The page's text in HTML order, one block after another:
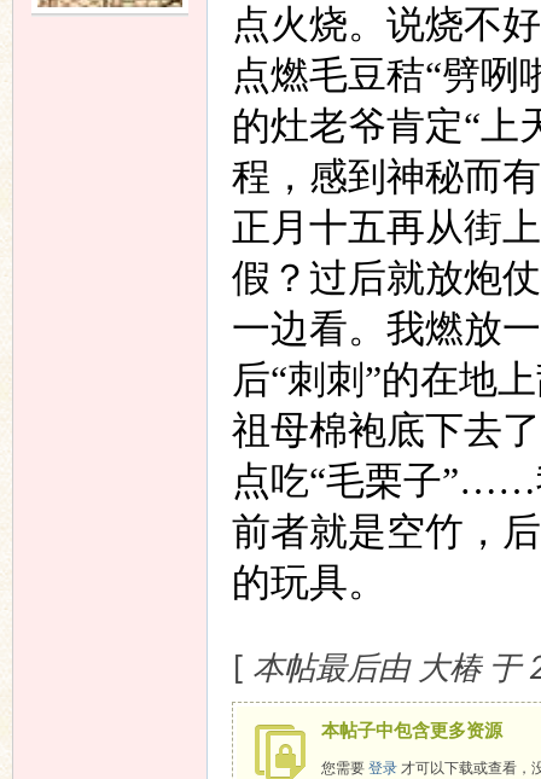
点火烧。说烧不
点燃毛豆秸“劈咧
的灶老爷肯定“上
程，感到神秘而
正月十五再从街
假？过后就放炮
一边看。我燃放
后“刺刺”的在地
祖母棉袍底下去
点吃“毛栗子”……
前者就是空竹，
的玩具。
[ 本帖最后由 大椿
本帖子中包含更多资源
您需要 登录 才可以下载或查看，